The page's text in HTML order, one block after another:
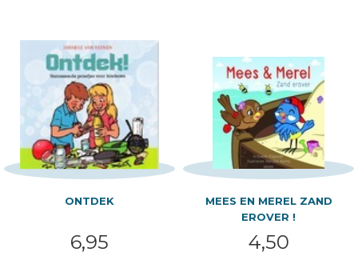
ONTDEK
6,95
MEES EN MEREL ZAND
EROVER !
4,50